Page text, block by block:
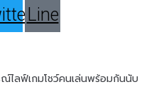
Line
ไลฟ์เกมโชว์คนเล่นพร้อมกันนับ